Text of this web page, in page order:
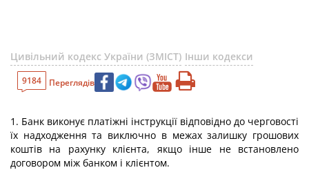
Цивільний кодекс України (ЗМІСТ) Інши кодекси
9184 Переглядів
1. Банк виконує платіжні інструкції відповідно до черговості
їх надходження та виключно в межах залишку грошових
коштів на рахунку клієнта, якщо інше не встановлено
договором між банком і клієнтом.